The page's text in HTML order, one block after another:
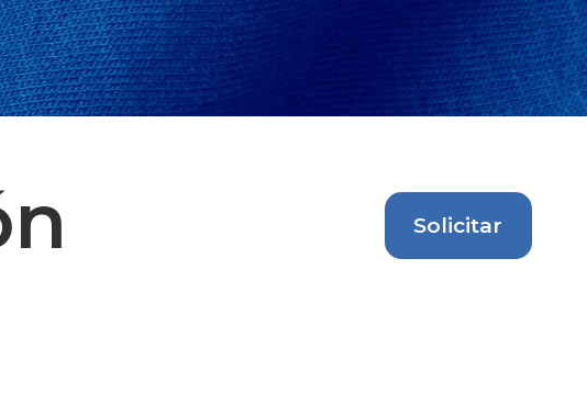
Solicitar